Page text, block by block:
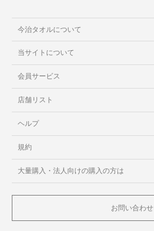
今治タオルについて
当サイトについて
会員サービス
店舗リスト
ヘルプ
規約
大量購入・法人向けの購入の方は
お問い合わせ